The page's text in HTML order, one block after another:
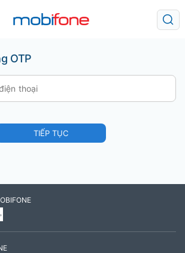
OTP
TIẾP TỤC